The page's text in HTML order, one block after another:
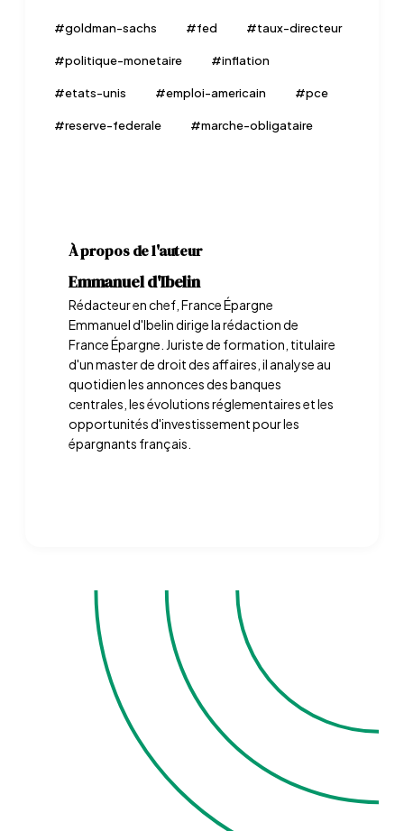
#goldman-sachs #fed #taux-directeur
#politique-monetaire #inflation
#etats-unis #emploi-americain #pce
#reserve-federale #marche-obligataire
À propos de l'auteur
Emmanuel d'Ibelin
Rédacteur en chef, France Épargne
Emmanuel d'Ibelin dirige la rédaction de
France Épargne. Juriste de formation, titulaire
d'un master de droit des affaires, il analyse au
quotidien les annonces des banques
centrales, les évolutions réglementaires et les
opportunités d'investissement pour les
épargnants français.